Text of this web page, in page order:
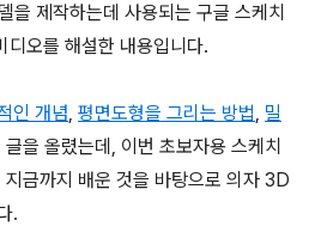
을 제작하는데 사용되는 구글 스케치
오를 해설한 내용입니다.
인 개념, 평면도형을 그리는 방법, 밀
글을 올렸는데, 이번 초보자용 스케치
금까지 배운 것을 바탕으로 의자 3D
.